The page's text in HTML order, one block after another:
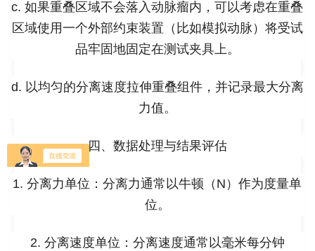
c. 如果重叠区域不会落入动脉瘤内，可以考虑在重叠
区域使用一个外部约束装置（比如模拟动脉）将受试
品牢固地固定在测试夹具上。
d. 以均匀的分离速度拉伸重叠组件，并记录最大分离
力值。
四、数据处理与结果评估
1. 分离力单位：分离力通常以牛顿（N）作为度量单
位。
2. 分离速度单位：分离速度通常以毫米每分钟